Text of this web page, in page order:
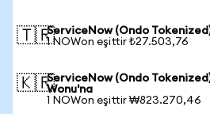
🇹🇷ServiceNow (Ondo
1 NOWon eşittir ₺27.503,76
🇰🇷ServiceNow (Ondo
Wonu'na
1 NOWon eşittir ₩823.270,46